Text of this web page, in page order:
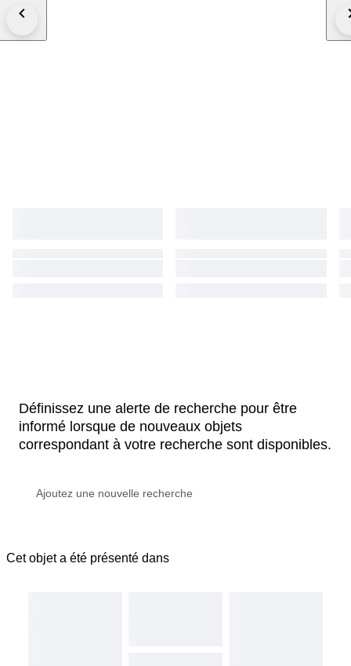
Définissez une alerte de recherche pour être
informé lorsque de nouveaux objets
correspondant à votre recherche sont disponibles.
Cet objet a été présenté dans